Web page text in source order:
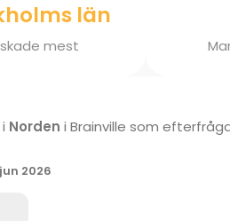
län
mest
i Norden i Brainville som
2026